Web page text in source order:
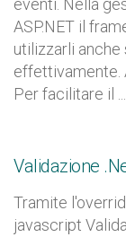
eventi. Nella
ASP.NET il
utilizzarli
effettivamente.
Per facilitare il ...
Validazione
Tramite
javascript